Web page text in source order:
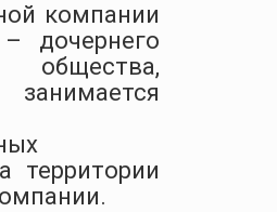
компании
дочернего
общества,
территории